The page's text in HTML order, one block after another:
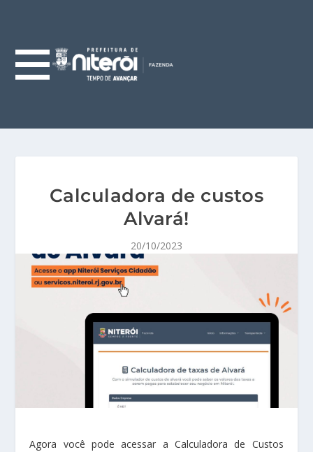
Calculadora de custos
Alvará!
20/10/2023
Agora você pode acessar a Calculadora de Custos